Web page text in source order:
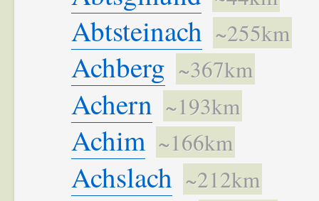
Abtsteinach ~255km
Achberg ~367km
Achern ~193km
Achim ~166km
Achslach ~212km